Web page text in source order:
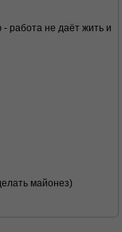
работа не даёт жить и
майонез)